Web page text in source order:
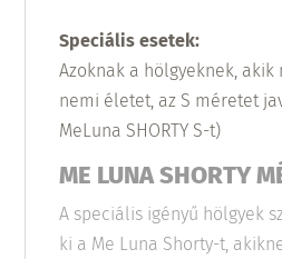
Speciális esetek:
Azoknak a hölgyeknek,
nemi életet, az S méretet
MeLuna SHORTY S-t)
ME LUNA SHORTY
A speciális igényű hölgyek
ki a Me Luna Shorty-t,